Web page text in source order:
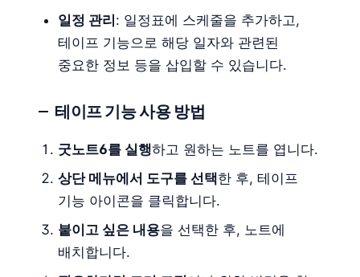
일정 관리: 일정표에 스케줄을 추가하고,
테이프 기능으로 해당 일자와 관련된
중요한 정보 등을 삽입할 수 있습니다.
테이프 기능 사용 방법
굿노트6를 실행하고 원하는 노트를 엽니다.
상단 메뉴에서 도구를 선택한 후, 테이프
기능 아이콘을 클릭합니다.
붙이고 싶은 내용을 선택한 후, 노트에
배치합니다.